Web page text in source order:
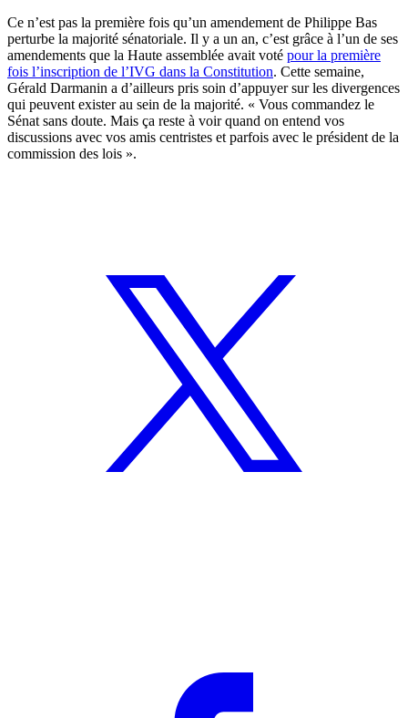
Ce n’est pas la première fois qu’un amendement de Philippe Bas
perturbe la majorité sénatoriale. Il y a un an, c’est grâce à l’un de ses
amendements que la Haute assemblée avait voté pour la première
fois l’inscription de l’IVG dans la Constitution. Cette semaine,
Gérald Darmanin a d’ailleurs pris soin d’appuyer sur les divergences
qui peuvent exister au sein de la majorité. « Vous commandez le
Sénat sans doute. Mais ça reste à voir quand on entend vos
discussions avec vos amis centristes et parfois avec le président de la
commission des lois ».